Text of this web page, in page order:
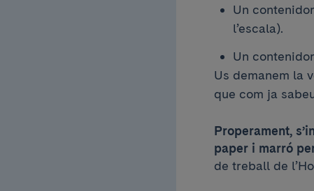
Un
l’escala).
Un
Us demanem la
que com ja
Properament,
paper i marró
de treball de